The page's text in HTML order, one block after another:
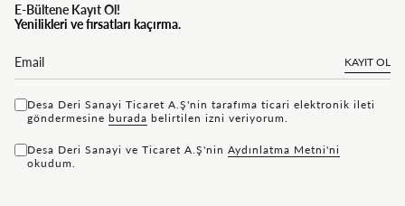
E-Bültene Kayıt Ol!
Yenilikleri ve fırsatları kaçırma.
KAYIT OL
Desa Deri Sanayi Ticaret A.Ş'nin tarafıma ticari elektronik ileti
göndermesine bu rada belirtilen izni veriyorum.
Desa Deri Sanayi ve Ticaret A.Ş'nin Aydınlatma Metni'ni
okudum.